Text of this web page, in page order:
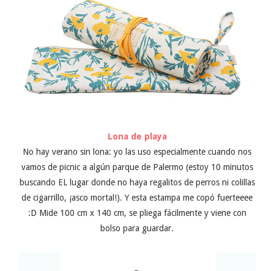
Lona de playa
No hay verano sin lona: yo las uso especialmente cuando nos
vamos de picnic a algún parque de Palermo (estoy 10 minutos
buscando EL lugar donde no haya regalitos de perros ni colillas
de cigarrillo, ¡asco mortal!). Y esta estampa me copó fuerteeee
:D Mide 100 cm x 140 cm, se pliega fácilmente y viene con
bolso para guardar.